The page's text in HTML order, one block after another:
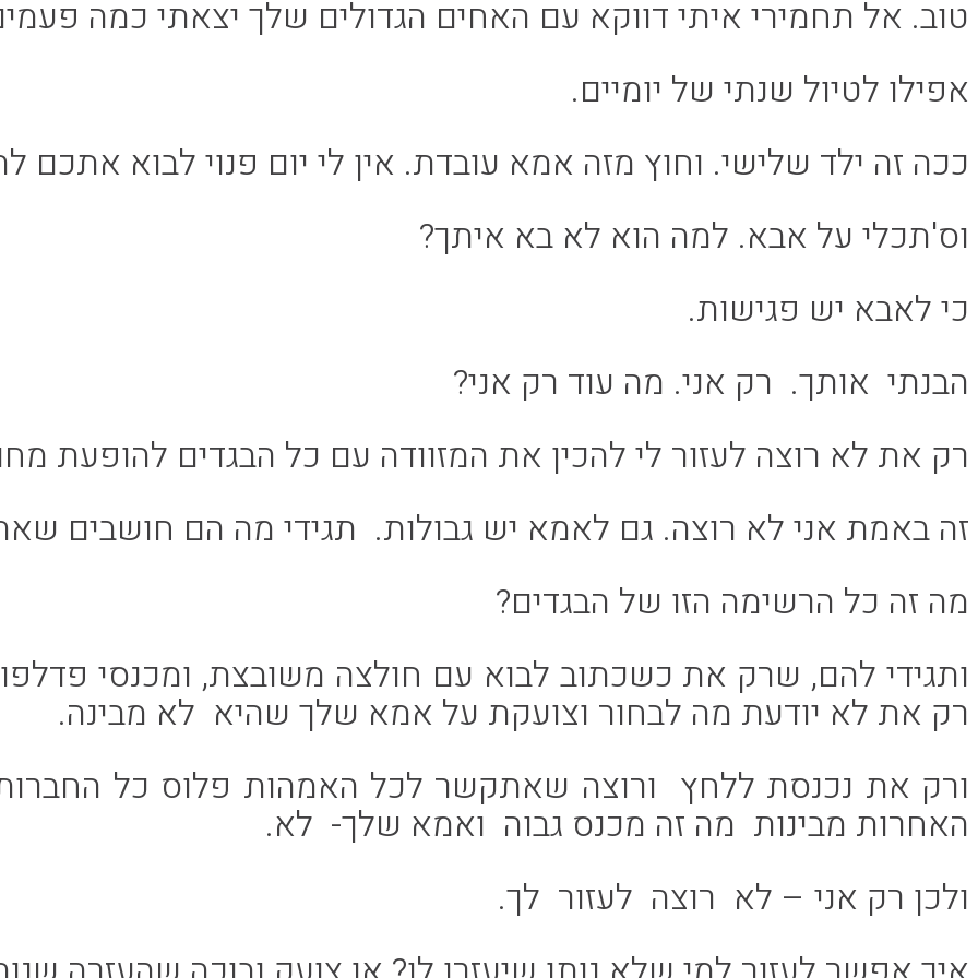
טוב. אל תחמירי איתי דווקא עם האחים הגדולים שלך יצאתי כמה
אפילו לטיול שנתי של יומיים.
ככה זה ילד שלישי. וחוץ מזה אמא עובדת. אין לי יום פנוי לבוא אתכם
וס'תכלי על אבא. למה הוא לא בא איתך?
כי לאבא יש פגישות.
הבנתי אותך. רק אני. מה עוד רק אני?
רק את לא רוצה לעזור לי להכין את המזוודה עם כל הבגדים להופעת
זה באמת אני לא רוצה. גם לאמא יש גבולות. תגידי מה הם חושבים
מה זה כל הרשימה הזו של הבגדים?
ותגידי להם, שרק את כשכתוב לבוא עם חולצה משובצת, ומכנסי
רק את לא יודעת מה לבחור וצועקת על אמא שלך שהיא לא מבינה.
ורק את נכנסת ללחץ ורוצה שאתקשר לכל האמהות פלוס כל
האחרות מבינות מה זה מכנס גבוה ואמא שלך- לא.
ולכן רק אני – לא רוצה לעזור לך.